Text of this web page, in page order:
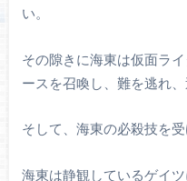
い。
その隙きに海東は仮面ラ
ースを召喚し、難を逃れ
そして、海東の必殺技を
海東は静観しているゲイ